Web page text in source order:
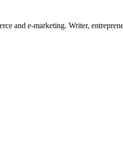
and e-marketing. Writer,